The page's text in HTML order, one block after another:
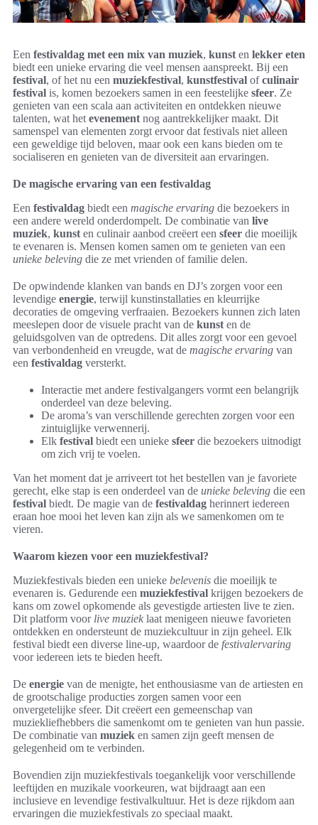
Een festivaldag met een mix van muziek, kunst en lekker eten
biedt een unieke ervaring die veel mensen aanspreekt. Bij een
festival, of het nu een muziekfestival, kunstfestival ofculinair
festival is, komen bezoekers samen in een feestelijke sfeer. Ze
genieten van een scala aan activiteiten en ontdekken nieuwe
talenten, wat het evenement nog aantrekkelijker maakt. Dit
samenspel van elementen zorgt ervoor dat festivals niet alleen
een geweldige tijd beloven, maar ook een kans bieden om te
socialiseren en genieten van de diversiteit aan ervaringen.
De magische ervaring van een festivaldag
Een festivaldag biedt een magische ervaring die bezoekers in
een andere wereld onderdompelt. De combinatie van live
muziek, kunst en culinair aanbod creëert een sfeer die moeilijk
te evenaren is. Mensen komen samen om te genieten van een
unieke beleving die ze met vrienden of familie delen.
De opwindende klanken van bands en DJ’s zorgen voor een
levendige energie, terwijl kunstinstallaties en kleurrijke
decoraties de omgeving verfraaien. Bezoekers kunnen zich laten
meeslepen door de visuele pracht van de kunst en de
geluidsgolven van de optredens. Dit alles zorgt voor een gevoel
van verbondenheid en vreugde, wat de magische ervaring van
een festivaldag versterkt.
Interactie met andere festivalgangers vormt een belangrijk
onderdeel van deze beleving.
De aroma’s van verschillende gerechten zorgen voor een
zintuiglijke verwennerij.
Elk festival biedt een unieke sfeer die bezoekers uitnodigt
om zich vrij te voelen.
Van het moment dat je arriveert tot het bestellen van je favoriete
gerecht, elke stap is een onderdeel van de unieke beleving die een
festival biedt. De magie van de festivaldag herinnert iedereen
eraan hoe mooi het leven kan zijn als we samenkomen om te
vieren.
Waarom kiezen voor een muziekfestival?
Muziekfestivals bieden een unieke belevenis die moeilijk te
evenaren is. Gedurende een muziekfestival krijgen bezoekers de
kans om zowel opkomende als gevestigde artiesten live te zien.
Dit platform voor live muziek laat menigeen nieuwe favorieten
ontdekken en ondersteunt de muziekcultuur in zijn geheel. Elk
festival biedt een diverse line-up, waardoor de festivalervaring
voor iedereen iets te bieden heeft.
De energie van de menigte, het enthousiasme van de artiesten en
de grootschalige producties zorgen samen voor een
onvergetelijke sfeer. Dit creëert een gemeenschap van
muziekliefhebbers die samenkomt om te genieten van hun passie.
De combinatie van muziek en samen zijn geeft mensen de
gelegenheid om te verbinden.
Bovendien zijn muziekfestivals toegankelijk voor verschillende
leeftijden en muzikale voorkeuren, wat bijdraagt aan een
inclusieve en levendige festivalkultuur. Het is deze rijkdom aan
ervaringen die muziekfestivals zo speciaal maakt.